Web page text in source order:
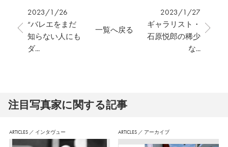
2023/1/26
“バレエをまだ
知らない人にも
ダ...
2023/1/27
ギャラリスト・
石原悦郎の稀少
な...
一覧へ戻る
注⽬写真家に関する記事
ARTICLES ／ インタヴュー ARTICLES ／ アーカイブ